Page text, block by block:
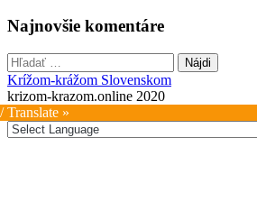
Najnovšie komentáre
Hľadať:
Krížom-krážom Slovenskom
krizom-krazom.online 2020
Translate »